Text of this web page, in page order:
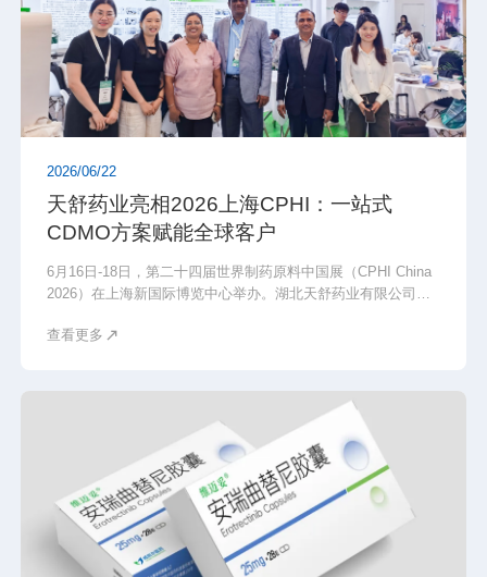
2026/06/22
天舒药业亮相2026上海CPHI：一站式
CDMO方案赋能全球客户
6月16日-18日，第二十四届世界制药原料中国展（CPHI China
2026）在上海新国际博览中心举办。湖北天舒药业有限公司
司（简称“南京威凯尔”）携创新药CDMO服务、高端原料药及高
查看更多